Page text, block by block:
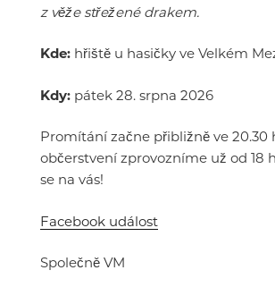
z věže střežené drakem.
Kde: hřiště u hasičky ve Velkém
Kdy: pátek 28. srpna 2026
Promítání začne přibližně ve 20.30
občerstvení zprovozníme už od 18
se na vás!
Facebook událost
Společně VM